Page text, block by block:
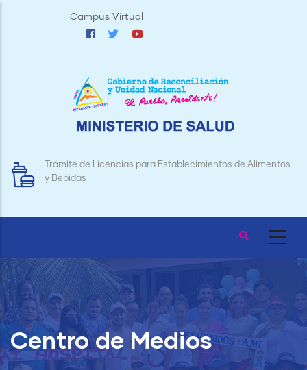
Campus Virtual
Trámite de Licencias para Establecimientos de Alimentos
y Bebidas
Centro de Medios